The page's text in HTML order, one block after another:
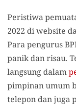
Peristiwa
2022 di website
Para pengurus
panik dan risau.
langsung dalam
pimpinan umum
telepon dan juga